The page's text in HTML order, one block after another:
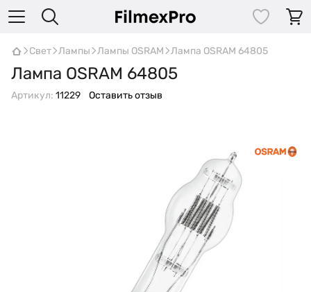
Свет Лампы Лампы OSRAM Лампа OSRAM 64805
Лампа OSRAM 64805
Артикул: 11229 Оставить отзыв